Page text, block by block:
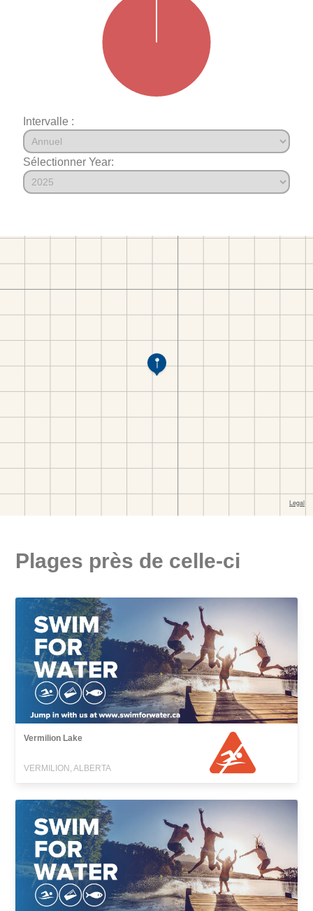
Intervalle :
Sélectionner Year:
Plages près de celle-ci
Vermilion Lake
VERMILION, ALBERTA